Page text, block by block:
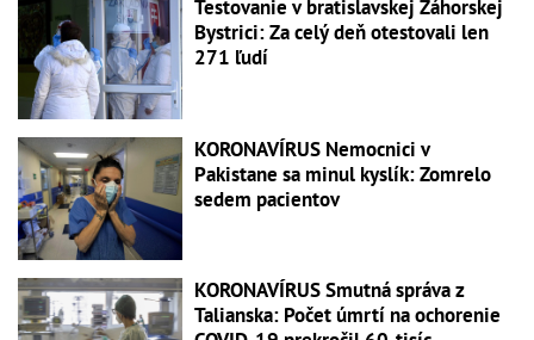
Testovanie v bratislavskej Záhorskej
Bystrici: Za celý deň otestovali len
271 ľudí
KORONAVÍRUS Nemocnici v
Pakistane sa minul kyslík: Zomrelo
sedem pacientov
KORONAVÍRUS Smutná správa z
Talianska: Počet úmrtí na ochorenie